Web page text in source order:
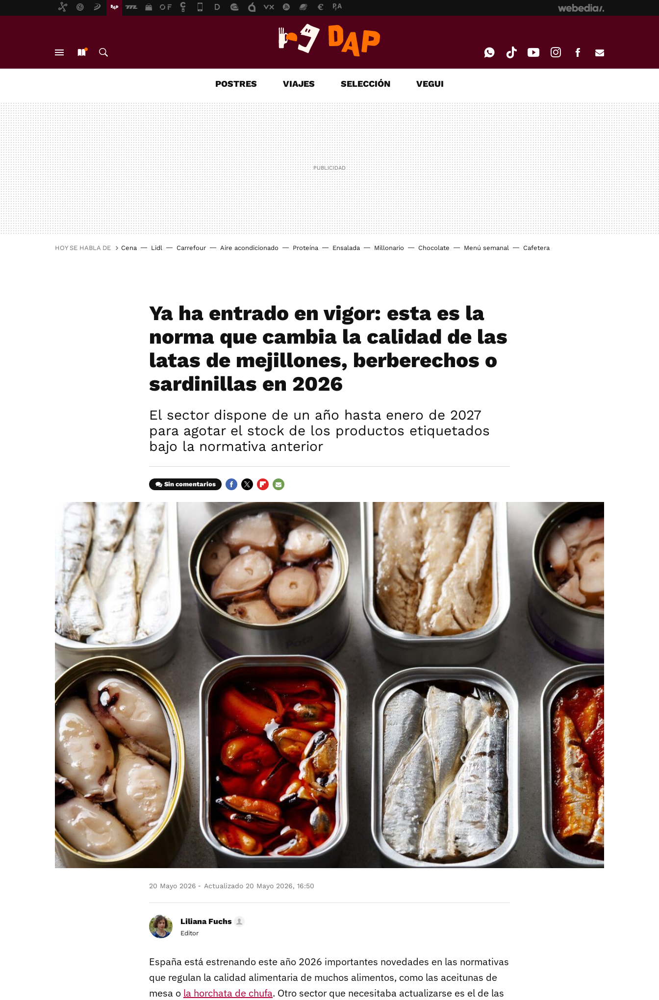
MAIL
POSTRES VIAJES SELECCIÓN VEGUI
HOY SE HABLA DE Cena Lidl Carrefour Aire acondicionado Proteína Ensalada Millonario Chocolate Menú semanal Cafetera
Ya ha entrado en vigor: esta es la
norma que cambia la calidad de las
latas de mejillones, berberechos o
sardinillas en 2026
El sector dispone de un año hasta enero de 2027
para agotar el stock de los productos etiquetados
bajo la normativa anterior
Sin comentarios
20 Mayo 2026 Actualizado 20 Mayo 2026, 16:50
Liliana Fuchs
Editor
España está estrenando este año 2026 importantes novedades en las normativas
que regulan la calidad alimentaria de muchos alimentos, como las aceitunas de
mesa o la horchata de chufa. Otro sector que necesitaba actualizarse es el de las